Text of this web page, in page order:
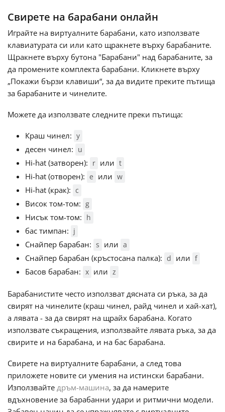
हिन्दी
Italiano
Português
Русский
Tiếng Việt
Українська
简体中文
繁體中文
Свирете на барабани онлайн
Играйте на виртуалните барабани, като използвате
клавиатурата си или като щракнете върху барабаните.
Щракнете върху бутона "Барабани" над барабаните, за
да промените комплекта барабани. Кликнете върху
„Покажи бързи клавиши“, за да видите преките пътища
за барабаните и чинелите.
Можете да използвате следните преки пътища:
Краш чинел: y
десен чинел: u
Hi-hat (затворен): r или t
Hi-hat (отворен): e или w
Hi-hat (крак): c
Висок том-том: g
Нисък том-том: h
бас тимпан: j
Снайпер барабан: s или a
Снайпер барабан (кръстосана палка): d или f
Басов барабан: x или z
Барабанистите често използват дясната си ръка, за да
свирят на чинелите (краш чинел, райд чинел и хай-хат),
а лявата - за да свирят на щрайх барабана. Когато
използвате съкращения, използвайте лявата ръка, за да
свирите и на барабана, и на бас барабана.
Свирете на виртуалните барабани, а след това
приложете новите си умения на истински барабани.
Използвайте дръм-машина, за да намерите
вдъхновение за барабанни удари и ритмични модели.